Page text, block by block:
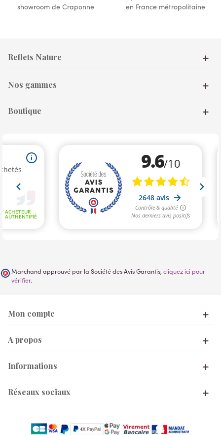
showroom de Craponne
en France métropolitaine
Reflets Nature
Nos gammes
Boutique
Marchand approuvé par la Société des Avis Garantis, cliquez ici pour
vérifier.
Mon compte
A propos
Informations
Réseaux sociaux